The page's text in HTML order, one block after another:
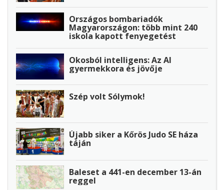
Országos bombariadók
Magyarországon: több mint 240
iskola kapott fenyegetést
Okosból intelligens: Az AI
gyermekkora és jövője
Szép volt Sólymok!
Újabb siker a Kőrös Judo SE háza
táján
Baleset a 441-en december 13-án
reggel